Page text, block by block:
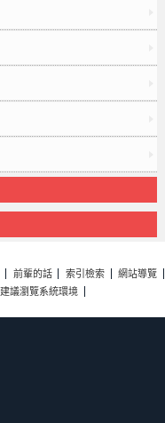
前輩的話 索引檢索
網站導覽
建議瀏覽系統環境